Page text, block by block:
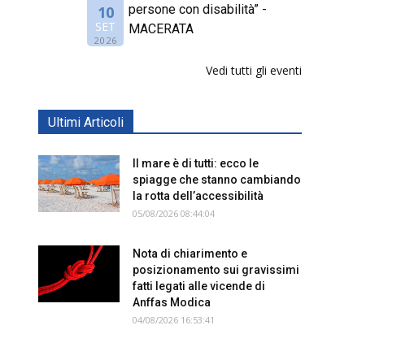
10
SET
2026
persone con disabilità” -
MACERATA
Vedi tutti gli eventi
Ultimi Articoli
Il mare è di tutti: ecco le
spiagge che stanno cambiando
la rotta dell’accessibilità
05/08/2026 08:44:04
Nota di chiarimento e
posizionamento sui gravissimi
fatti legati alle vicende di
Anffas Modica
04/08/2026 16:53:41